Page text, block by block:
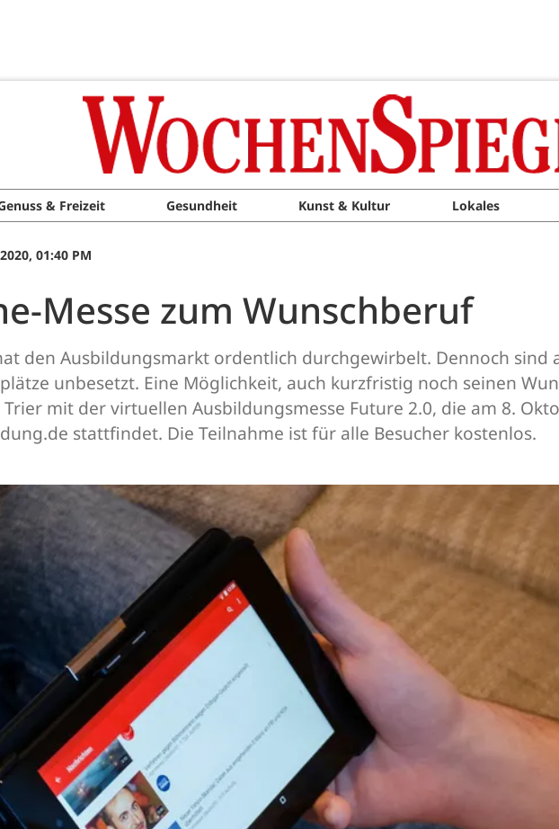
& Freizeit Gesundheit Kunst & Kultur Lokales
01:40 PM
Messe zum Wunschberuf
den Ausbildungsmarkt ordentlich durchgewirbelt. Dennoch
unbesetzt. Eine Möglichkeit, auch kurzfristig noch seinen
mit der virtuellen Ausbildungsmesse Future 2.0, die am 8.
stattfindet. Die Teilnahme ist für alle Besucher kostenlos.